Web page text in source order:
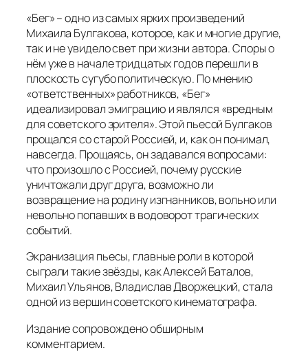
«Бег» – одно из самых ярких произведений
Михаила Булгакова, которое, как и многие другие,
так и не увидело свет при жизни автора. Споры о
нём уже в начале тридцатых годов перешли в
плоскость сугубо политическую. По мнению
«ответственных» работников, «Бег»
идеализировал эмиграцию и являлся «вредным
для советского зрителя». Этой пьесой Булгаков
прощался со старой Россией, и, как он понимал,
навсегда. Прощаясь, он задавался вопросами:
что произошло с Россией, почему русские
уничтожали друг друга, возможно ли
возвращение на родину изгнанников, вольно или
невольно попавших в водоворот трагических
событий.
Экранизация пьесы, главные роли в которой
сыграли такие звёзды, как Алексей Баталов,
Михаил Ульянов, Владислав Дворжецкий, стала
одной из вершин советского кинематографа.
Издание сопровождено обширным
комментарием.